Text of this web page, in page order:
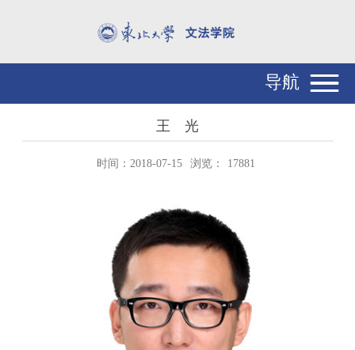
导航
王 光
时间：2018-07-15 浏览： 17881